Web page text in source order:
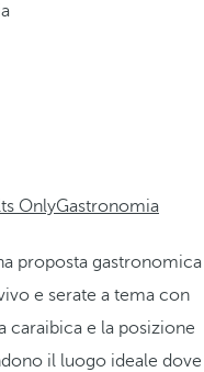
OnlyGastronomia
proposta gastronomica
e serate a tema con
caraibica e la posizione
il luogo ideale dove